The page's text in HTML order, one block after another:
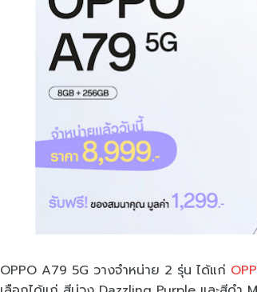
OPPO A79 5G วางจำหน่าย 2 รุ่น ได้แก่